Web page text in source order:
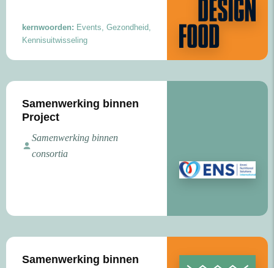
kernwoorden: Events, Gezondheid,
Kennisuitwisseling
Samenwerking binnen
Project
Samenwerking binnen
consortia
Samenwerking binnen